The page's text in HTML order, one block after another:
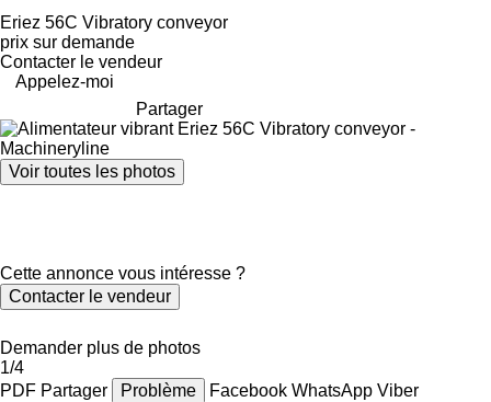
Eriez 56C Vibratory conveyor
prix sur demande
Contacter le vendeur
Appelez-moi
Partager
Voir toutes les photos
Cette annonce vous intéresse ?
Contacter le vendeur
Demander plus de photos
1/4
PDF Partager Problème Facebook WhatsApp Viber